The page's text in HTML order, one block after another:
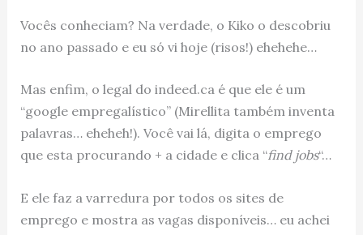
Vocês conheciam? Na verdade, o Kiko o descobriu
no ano passado e eu só vi hoje (risos!) ehehehe…
Mas enfim, o legal do indeed.ca é que ele é um
“google empregalístico” (Mirellita também inventa
palavras… eheheh!). Você vai lá, digita o emprego
que esta procurando + a cidade e clica “find jobs“…
E ele faz a varredura por todos os sites de
emprego e mostra as vagas disponíveis… eu achei